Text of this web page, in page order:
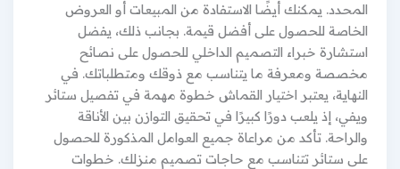
المحدد. يمكنك أيضًا الاستفادة من المبيعات أو العروض
الخاصة للحصول على أفضل قيمة. بجانب ذلك، يفضل
استشارة خبراء التصميم الداخلي للحصول على نصائح
مخصصة ومعرفة ما يتناسب مع ذوقك ومتطلباتك. في
النهاية، يعتبر اختيار القماش خطوة مهمة في تفصيل ستائر
ويفي، إذ يلعب دورًا كبيرًا في تحقيق التوازن بين الأناقة
والراحة. تأكد من مراعاة جميع العوامل المذكورة للحصول
على ستائر تتناسب مع حاجات تصميم منزلك. خطوات